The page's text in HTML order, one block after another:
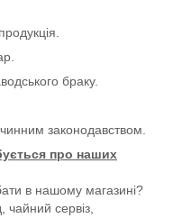
браку.
чинним законодавством.
про наших
в нашому магазині?
чайний сервіз,